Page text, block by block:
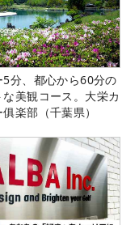
5分、都心から60分の
な美観コース。大栄カ
楽部（千葉県）